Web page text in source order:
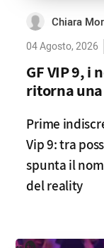
Chiara
04 Agosto, 2026
GF VIP 9, i
ritorna
Prime
Vip 9: tra
spunta il
del reality